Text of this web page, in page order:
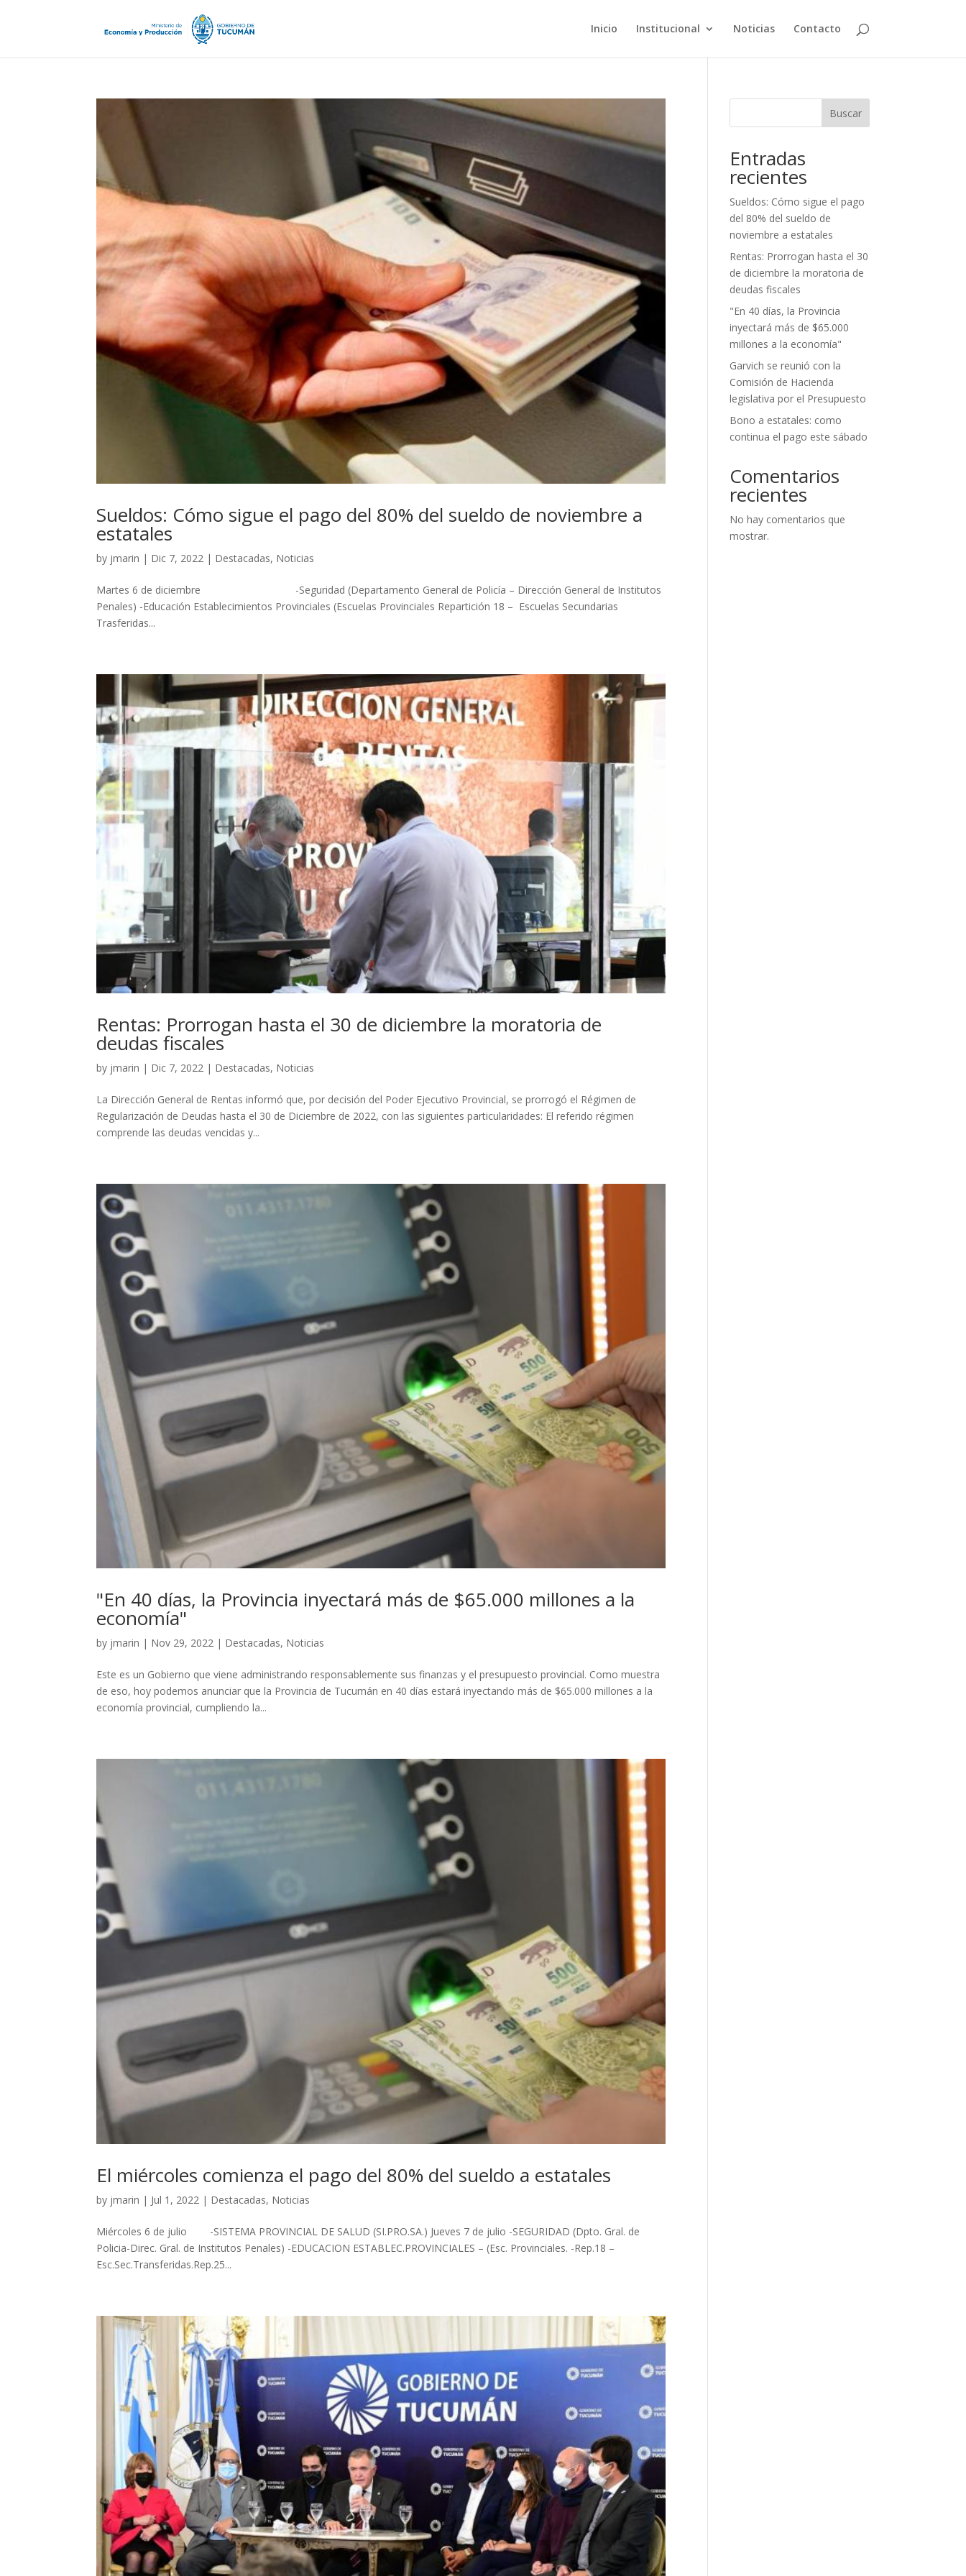
Inicio Institucional Noticias Contacto
Sueldos: Cómo sigue el pago del 80% del sueldo de noviembre a
estatales
by jmarin | Dic 7, 2022 | Destacadas, Noticias
Martes 6 de diciembre -Seguridad (Departamento General de Policía – Dirección General de Institutos
Penales) -Educación Establecimientos Provinciales (Escuelas Provinciales Repartición 18 – Escuelas Secundarias
Trasferidas...
Rentas: Prorrogan hasta el 30 de diciembre la moratoria de
deudas fiscales
by jmarin | Dic 7, 2022 | Destacadas, Noticias
La Dirección General de Rentas informó que, por decisión del Poder Ejecutivo Provincial, se prorrogó el Régimen de
Regularización de Deudas hasta el 30 de Diciembre de 2022, con las siguientes particularidades: El referido régimen
comprende las deudas vencidas y...
"En 40 días, la Provincia inyectará más de $65.000 millones a la
economía"
by jmarin | Nov 29, 2022 | Destacadas, Noticias
Este es un Gobierno que viene administrando responsablemente sus finanzas y el presupuesto provincial. Como muestra
de eso, hoy podemos anunciar que la Provincia de Tucumán en 40 días estará inyectando más de $65.000 millones a la
economía provincial, cumpliendo la...
El miércoles comienza el pago del 80% del sueldo a estatales
by jmarin | Jul 1, 2022 | Destacadas, Noticias
Miércoles 6 de julio -SISTEMA PROVINCIAL DE SALUD (SI.PRO.SA.) Jueves 7 de julio -SEGURIDAD (Dpto. Gral. de
Policia-Direc. Gral. de Institutos Penales) -EDUCACION ESTABLEC.PROVINCIALES – (Esc. Provinciales. -Rep.18 –
Esc.Sec.Transferidas.Rep.25...
Buscar
Entradas
recientes
Sueldos: Cómo sigue el pago
del 80% del sueldo de
noviembre a estatales
Rentas: Prorrogan hasta el 30
de diciembre la moratoria de
deudas fiscales
"En 40 días, la Provincia
inyectará más de $65.000
millones a la economía"
Garvich se reunió con la
Comisión de Hacienda
legislativa por el Presupuesto
Bono a estatales: como
continua el pago este sábado
Comentarios
recientes
No hay comentarios que
mostrar.